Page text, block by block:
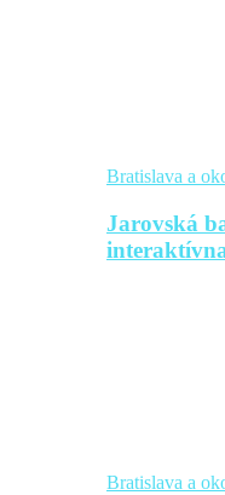
Bratislava a
Jarovská
Bratislava a